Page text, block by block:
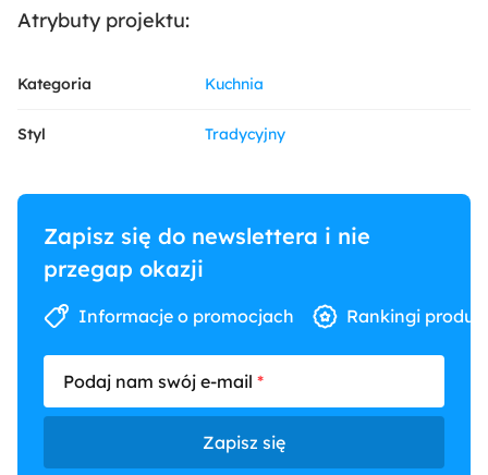
Atrybuty projektu:
Kategoria Kuchnia
Styl Tradycyjny
Zapisz się do newslettera i nie
przegap okazji
Informacje o promocjach Rankingi
Podaj nam swój e-mail
Zapisz się